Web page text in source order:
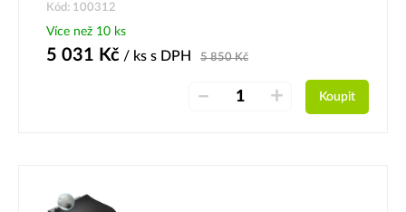
Kód: 100312
Více než 10 ks
5 031 Kč / ks s DPH 5 850Kč
– + Koupit